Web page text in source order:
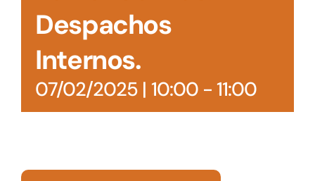
Despachos
Internos.
07/02/2025 | 10:00- 11:00